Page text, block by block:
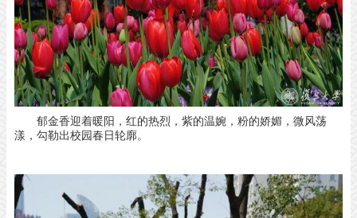
郁金香迎着暖阳， 红的热烈， 紫的温婉， 粉的娇媚， 微风荡
漾， 勾勒出校园春日轮廓。